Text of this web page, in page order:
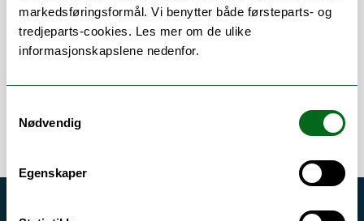
markedsføringsformål. Vi benytter både førsteparts- og
tredjeparts-cookies. Les mer om de ulike
informasjonskapslene nedenfor.
Nødvendig
Egenskaper
Publikasjoner
Akutt hjelp